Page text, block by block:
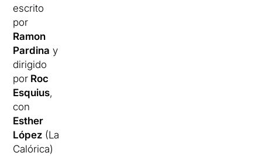
escrito
por
Ramon
Pardina y
dirigido
por Roc
Esquius,
con
Esther
López (La
Calórica)